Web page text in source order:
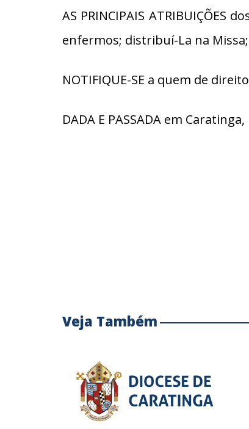
AS PRINCIPAIS ATRIBUIÇÕES
enfermos; distribuí-La na
NOTIFIQUE-SE a quem de
DADA E PASSADA em
Veja Também